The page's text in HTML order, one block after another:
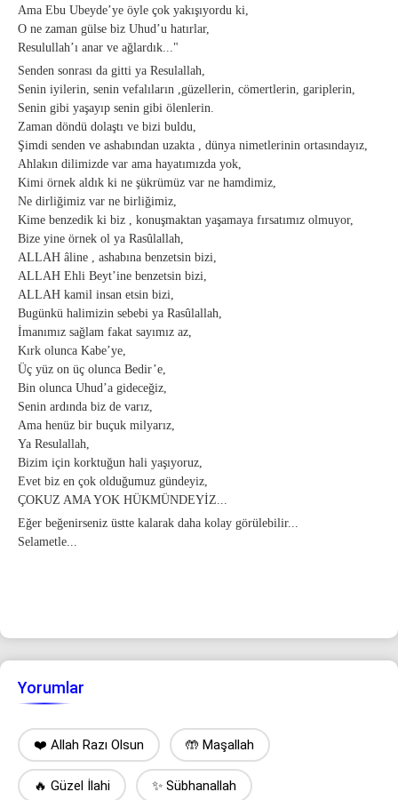
Ama Ebu Ubeyde’ye öyle çok yakışıyordu ki,
O ne zaman gülse biz Uhud’u hatırlar,
Resulullah’ı anar ve ağlardık..."
Senden sonrası da gitti ya Resulallah,
Senin iyilerin, senin vefalıların ,güzellerin, cömertlerin, gariplerin,
Senin gibi yaşayıp senin gibi ölenlerin.
Zaman döndü dolaştı ve bizi buldu,
Şimdi senden ve ashabından uzakta , dünya nimetlerinin ortasındayız,
Ahlakın dilimizde var ama hayatımızda yok,
Kimi örnek aldık ki ne şükrümüz var ne hamdimiz,
Ne dirliğimiz var ne birliğimiz,
Kime benzedik ki biz , konuşmaktan yaşamaya fırsatımız olmuyor,
Bize yine örnek ol ya Rasûlallah,
ALLAH âline , ashabına benzetsin bizi,
ALLAH Ehli Beyt’ine benzetsin bizi,
ALLAH kamil insan etsin bizi,
Bugünkü halimizin sebebi ya Rasûlallah,
İmanımız sağlam fakat sayımız az,
Kırk olunca Kabe’ye,
Üç yüz on üç olunca Bedir’e,
Bin olunca Uhud’a gideceğiz,
Senin ardında biz de varız,
Ama henüz bir buçuk milyarız,
Ya Resulallah,
Bizim için korktuğun hali yaşıyoruz,
Evet biz en çok olduğumuz gündeyiz,
ÇOKUZ AMA YOK HÜKMÜNDEYİZ...
Eğer beğenirseniz üstte kalarak daha kolay görülebilir...
Selametle...
Yorumlar
❤️ Allah Razı Olsun 🤲 Maşallah
🔥 Güzel İlahi ✨ Sübhanallah